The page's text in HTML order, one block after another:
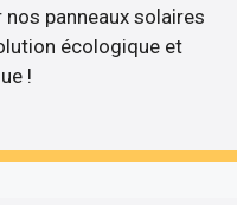
panneaux solaires
écologique et
!